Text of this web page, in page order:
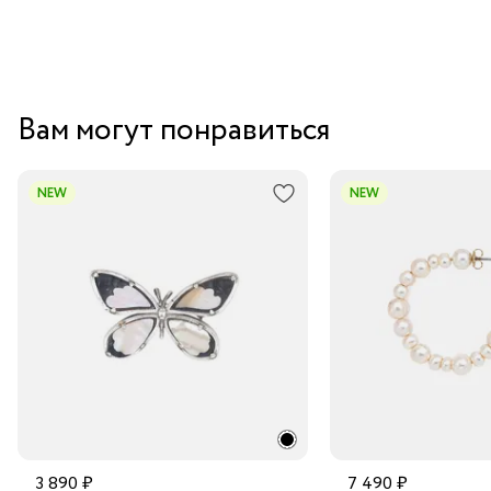
Вам могут понравиться
NEW
3 890 ₽
NEW
7 490 ₽